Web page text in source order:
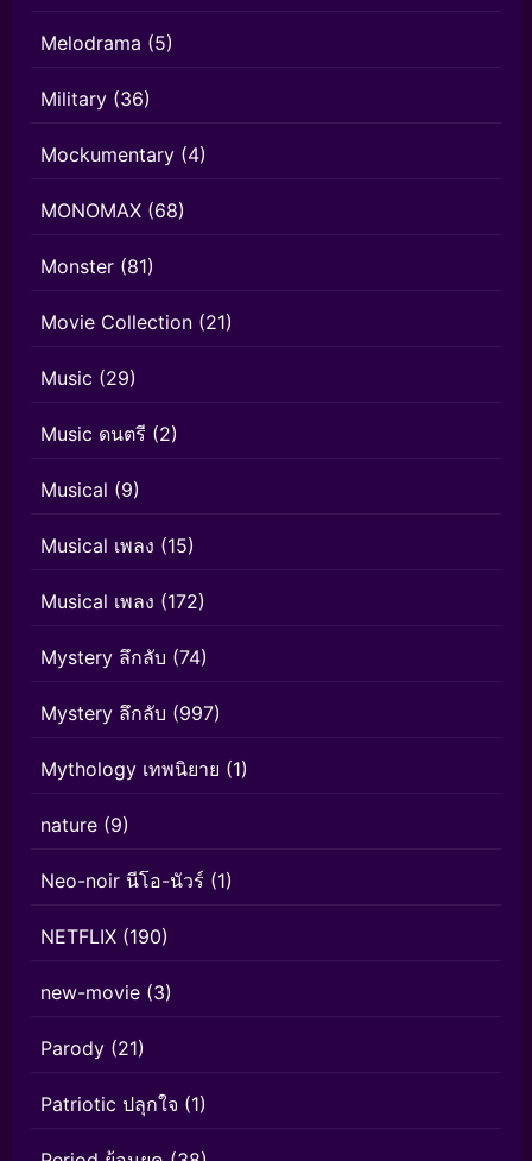
Melodrama (5)
Military (36)
Mockumentary (4)
MONOMAX (68)
Monster (81)
Movie Collection (21)
Music (29)
Music ดนตรี (2)
Musical (9)
Musical เพลง (15)
Musical เพลง (172)
Mystery ลึกลับ (74)
Mystery ลึกลับ (997)
Mythology เทพนิยาย (1)
nature (9)
Neo-noir นีโอ-นัวร์ (1)
NETFLIX (190)
new-movie (3)
Parody (21)
Patriotic ปลุกใจ (1)